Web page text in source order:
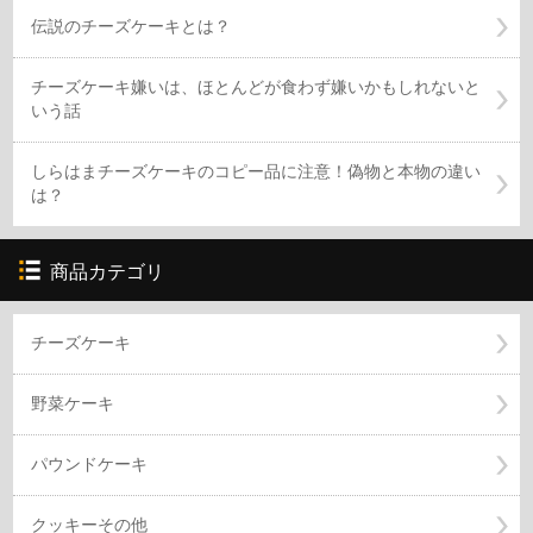
伝説のチーズケーキとは？
チーズケーキ嫌いは、ほとんどが食わず嫌いかもしれないと
いう話
しらはまチーズケーキのコピー品に注意！偽物と本物の違い
は？
商品カテゴリ
チーズケーキ
野菜ケーキ
パウンドケーキ
クッキーその他